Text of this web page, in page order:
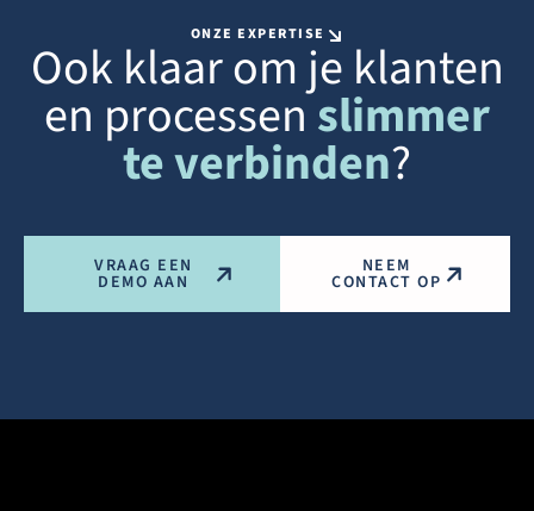
ONZE EXPERTISE
Ook klaar om je klanten
en processenslimmer
te verbinden?
VRAAG EEN
DEMO AAN
NEEM
CONTACT OP